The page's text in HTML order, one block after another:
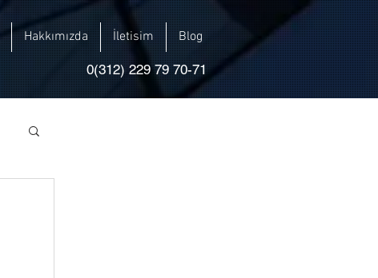
Hakkımızda İletisim Blog
0(312) 229 79 70-71